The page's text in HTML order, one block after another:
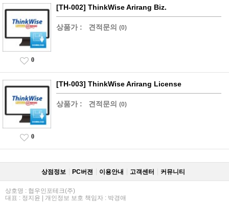
[TH-002] ThinkWise Arirang Biz.
상품가 : 견적문의 (0)
0
[TH-003] ThinkWise Arirang License
상품가 : 견적문의 (0)
0
상점정보 PC버젼 이용안내 고객센터 커뮤니티
상호명 : 협우인포테크(주)
대표 : 정지윤 | 개인정보 보호 책임자 : 박경애